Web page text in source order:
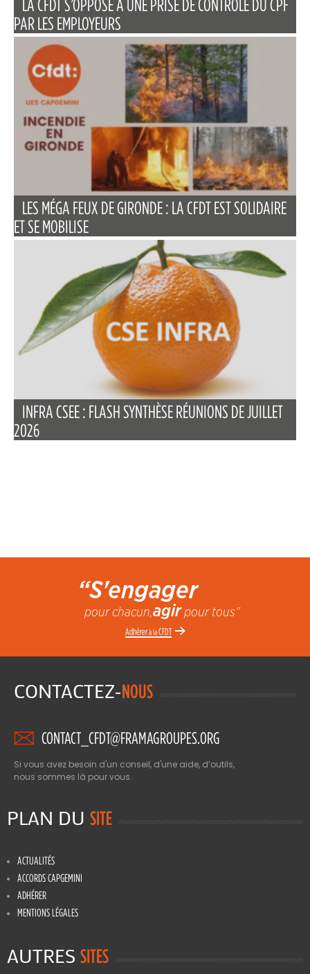
LA CFDT S’OPPOSE À UNE PRISE DE CONTRÔLE DU CPF
PAR LES EMPLOYEURS
LES MÉGA FEUX DE GIRONDE : LA CFDT EST SOLIDAIRE
ET SE MOBILISE
INFRA CSEE : FLASH SYNTHÈSE RÉUNIONS DE JUILLET
2026
“S'engager
pour chacun,agirpour tous”
Adhérerà laCFDT
CONTACTEZ-NOUS
CONTACT_CFDT@FRAMAGROUPES.ORG
Si vous avez besoin d'un conseil, d'une aide, d’outils,
nous sommes là pour vous.
PLAN DU SITE
ACTUALITÉS
ACCORDS CAPGEMINI
ADHÉRER
MENTIONS LÉGALES
AUTRES SITES